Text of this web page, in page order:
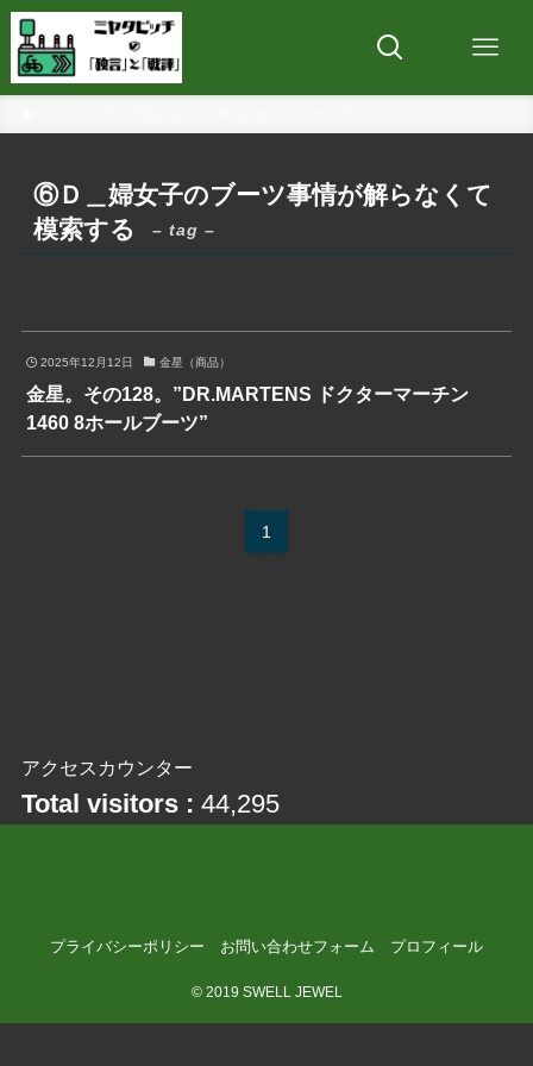
⑥Ｄ＿婦女子のブーツ事情が解らなくて
模索する
– tag –
2025年12月12日 金星（商品）
金星。その128。”DR.MARTENS ドクターマーチン
1460 8ホールブーツ”
1
アクセスカウンター
Total visitors : 44,295
プライバシーポリシー お問い合わせフォーム プロフィール
©2019 SWELL JEWEL